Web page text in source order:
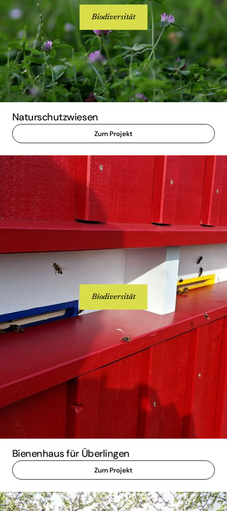
Biodiversität
Naturschutzwiesen
Zum Projekt
Biodiversität
Bienenhaus für Überlingen
Zum Projekt